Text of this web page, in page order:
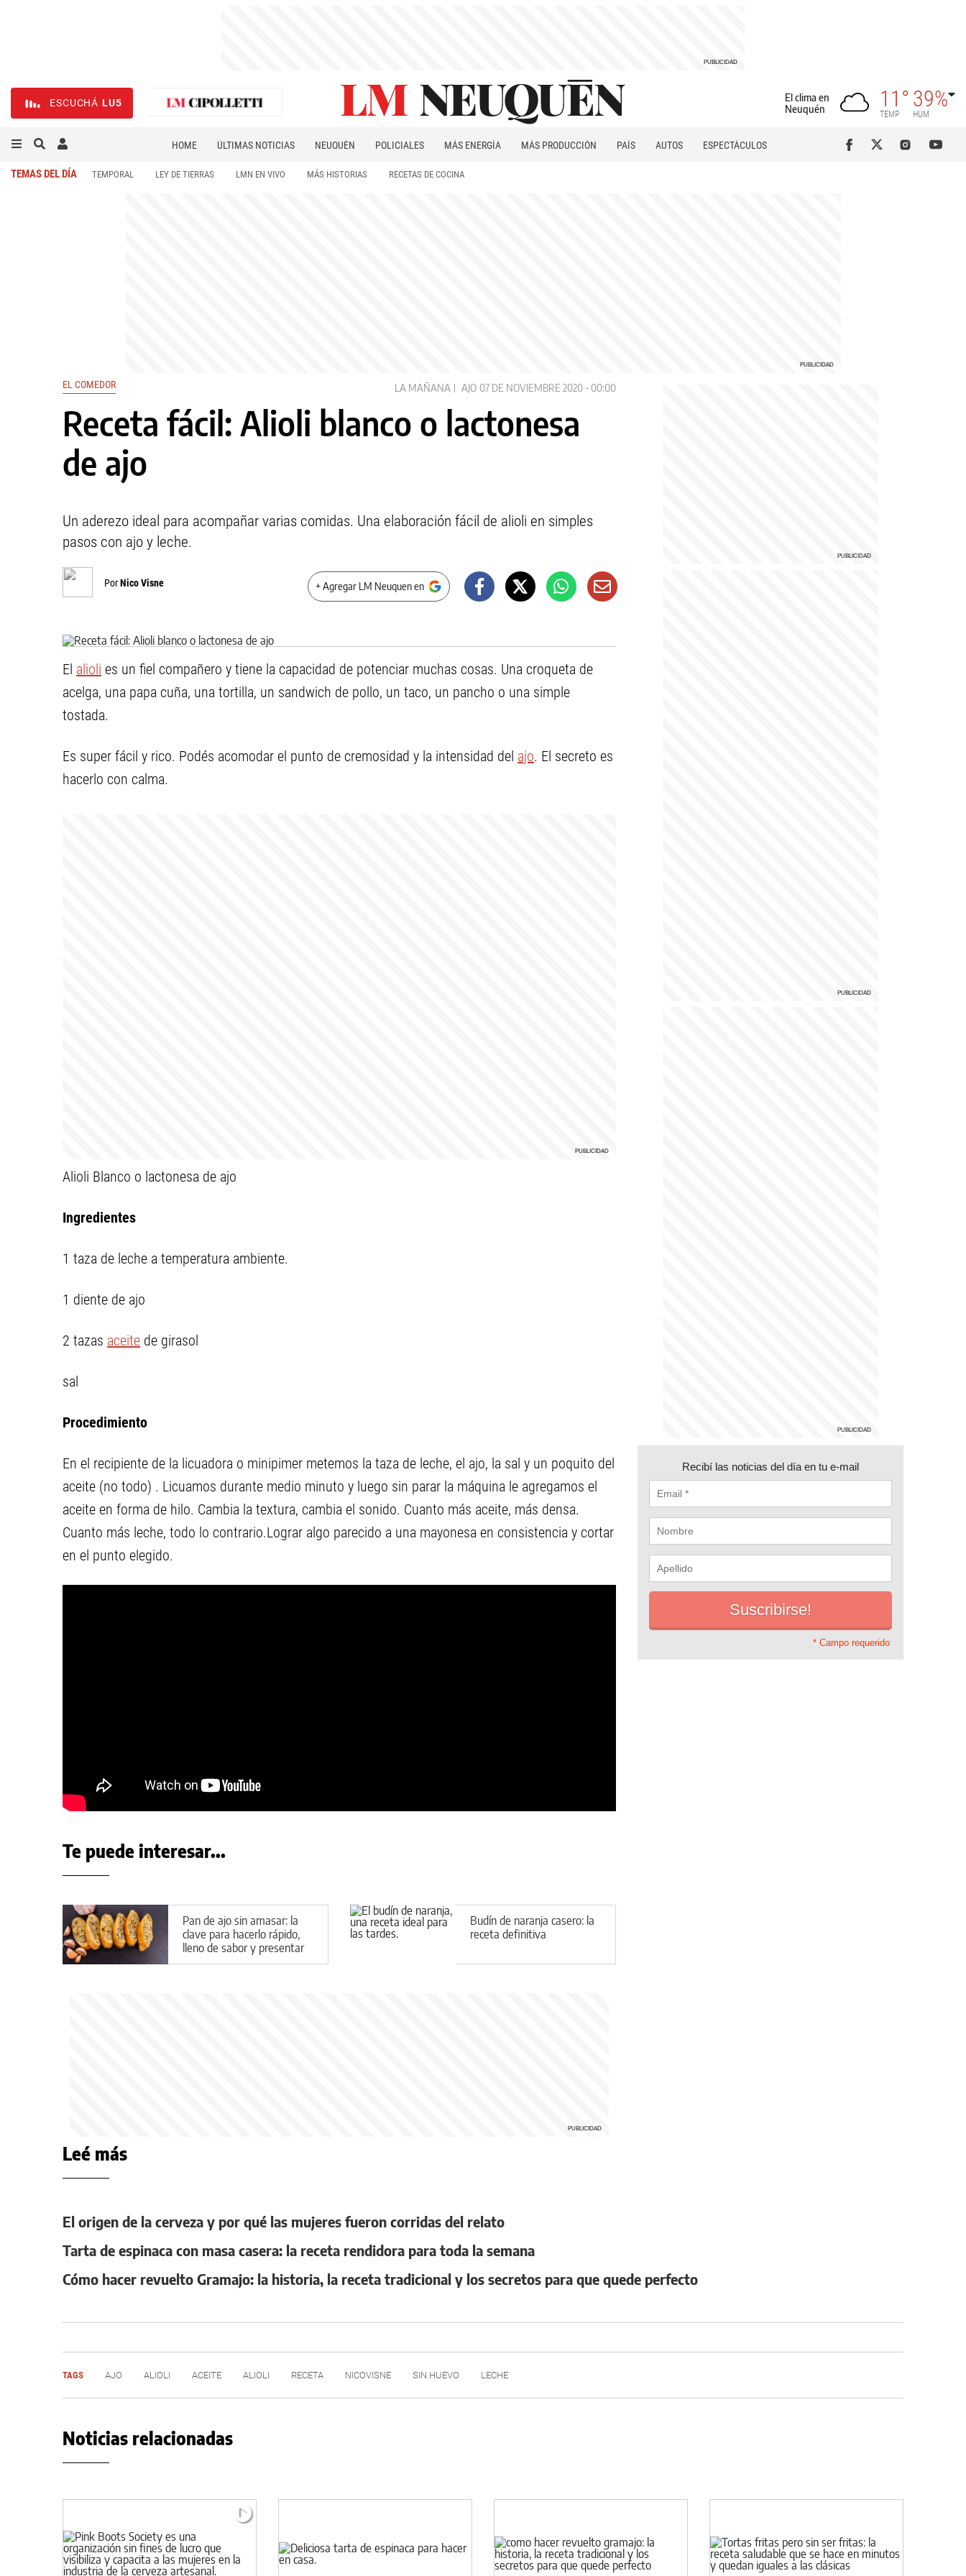
ESCUCHÁ LU5
El clima en
Neuquén
11°
TEMP
39%
HUM
HOME ÚLTIMAS NOTICIAS NEUQUÉN POLICIALES MÁS ENERGÍA MÁS PRODUCCIÓN PAÍS AUTOS
ESPECTÁCULOS
TEMAS DEL DÍA TEMPORAL LEY DE TIERRAS LMN EN VIVO MÁS HISTORIAS RECETAS DE COCINA
EL COMEDOR LA MAÑANA AJO 07 DE NOVIEMBRE 2020 - 00:00
Receta fácil: Alioli blanco o lactonesa
de ajo
Un aderezo ideal para acompañar varias comidas. Una elaboración fácil de alioli en simples
pasos con ajo y leche.
PorNico Visne + Agregar LM Neuquen en
El alioli es un fiel compañero y tiene la capacidad de potenciar muchas cosas. Una croqueta de
acelga, una papa cuña, una tortilla, un sandwich de pollo, un taco, un pancho o una simple
tostada.
Es super fácil y rico. Podés acomodar el punto de cremosidad y la intensidad del ajo. El secreto es
hacerlo con calma.
Alioli Blanco o lactonesa de ajo
Ingredientes
1 taza de leche a temperatura ambiente.
1 diente de ajo
2 tazas aceite de girasol
sal
Procedimiento
En el recipiente de la licuadora o minipimer metemos la taza de leche, el ajo, la sal y un poquito del
aceite (no todo) . Licuamos durante medio minuto y luego sin parar la máquina le agregamos el
aceite en forma de hilo. Cambia la textura, cambia el sonido. Cuanto más aceite, más densa.
Cuanto más leche, todo lo contrario.Lograr algo parecido a una mayonesa en consistencia y cortar
en el punto elegido.
Te puede interesar...
Pan de ajo sin amasar: la
clave para hacerlo rápido,
lleno de sabor y presentar
al rey de las picadas
Budín de naranja casero: la
receta definitiva
Recibí las noticias del día en tu e-mail
* Campo requerido
Leé más
El origen de la cerveza y por qué las mujeres fueron corridas del relato
Tarta de espinaca con masa casera: la receta rendidora para toda la semana
Cómo hacer revuelto Gramajo: la historia, la receta tradicional y los secretos para que quede perfecto
TAGS AJO ALIOLI ACEITE ALIOLI RECETA NICOVISNE SIN HUEVO LECHE
Noticias relacionadas